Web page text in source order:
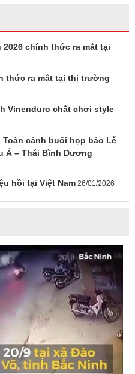
2026 chính thức ra mắt tại
thức ra mắt tại thị trường
Vinenduro chất chơi style
Toàn cảnh buổi họp báo Lễ
Á – Thái Bình Dương
hồi tại Việt Nam 26/01/2026